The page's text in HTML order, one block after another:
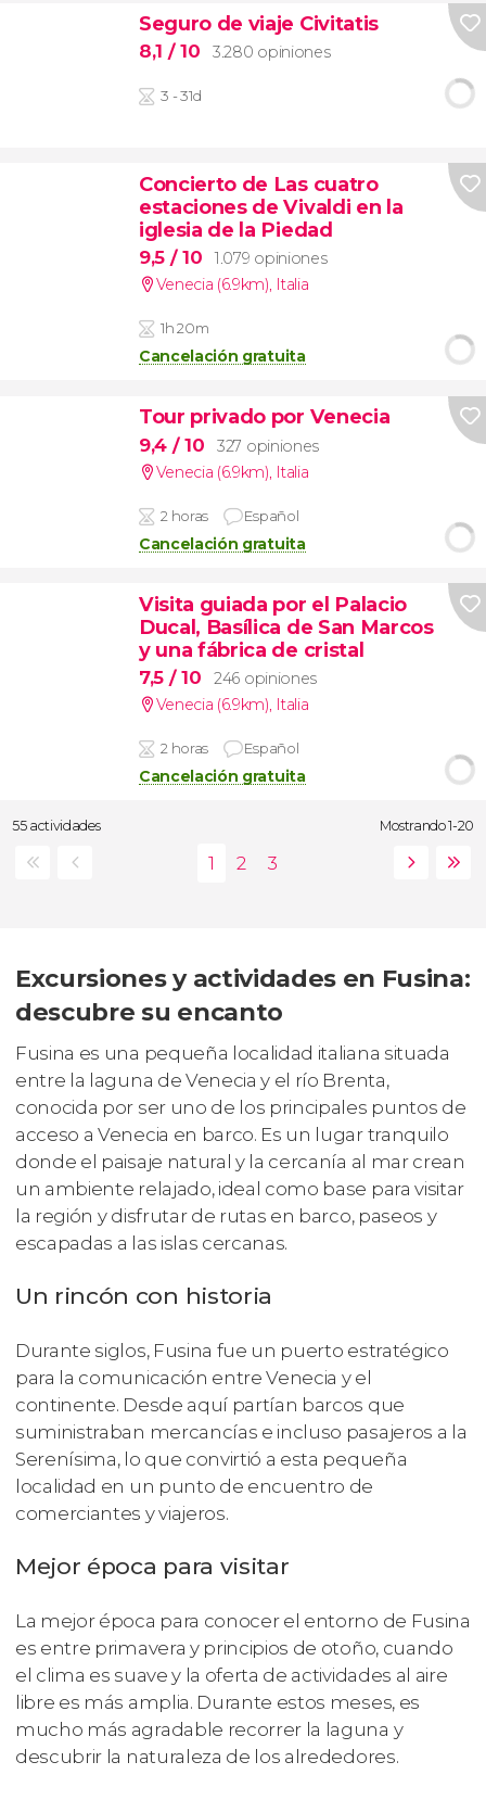
Seguro de viaje Civitatis
8,1 / 10 3.280 opiniones
3 - 31d
Concierto de Las cuatro
estaciones de Vivaldi en la
iglesia de la Piedad
9,5 / 10
1.079 opiniones
Venecia (6.9km), Italia
1h 20m
Cancelación gratuita
Tour privado por Venecia
9,4 / 10
327 opiniones
Venecia (6.9km), Italia
2 horas Español
Cancelación gratuita
Visita guiada por el Palacio
Ducal, Basílica de San Marcos
y una fábrica de cristal
7,5 / 10
246 opiniones
Venecia (6.9km), Italia
2 horas Español
Cancelación gratuita
55 actividades Mostrando 1-20
Excursiones y actividades en Fusina:
descubre su encanto
Fusina es una pequeña localidad italiana situada
entre la laguna de Venecia y el río Brenta,
conocida por ser uno de los principales puntos de
acceso a Venecia en barco. Es un lugar tranquilo
donde el paisaje natural y la cercanía al mar crean
un ambiente relajado, ideal como base para visitar
la región y disfrutar de rutas en barco, paseos y
escapadas a las islas cercanas.
Un rincón con historia
Durante siglos, Fusina fue un puerto estratégico
para la comunicación entre Venecia y el
continente. Desde aquí partían barcos que
suministraban mercancías e incluso pasajeros a la
Serenísima, lo que convirtió a esta pequeña
localidad en un punto de encuentro de
comerciantes y viajeros.
Mejor época para visitar
La mejor época para conocer el entorno de Fusina
es entre primavera y principios de otoño, cuando
el clima es suave y la oferta de actividades al aire
libre es más amplia. Durante estos meses, es
mucho más agradable recorrer la laguna y
descubrir la naturaleza de los alrededores.